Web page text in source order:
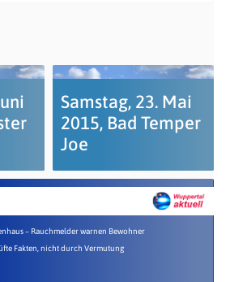
Samstag, 23. Mai
2015, Bad Temper
Joe
– Rauchmelder warnen Bewohner
Fakten, nicht durch Vermutung